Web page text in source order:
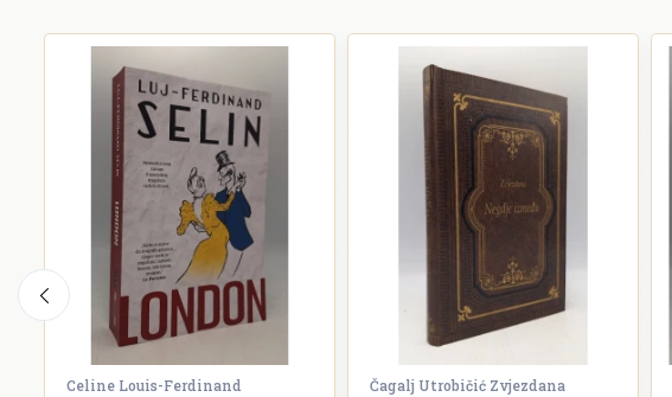
Celine Louis-Ferdinand Čagalj Utrobičić Zvjezdana